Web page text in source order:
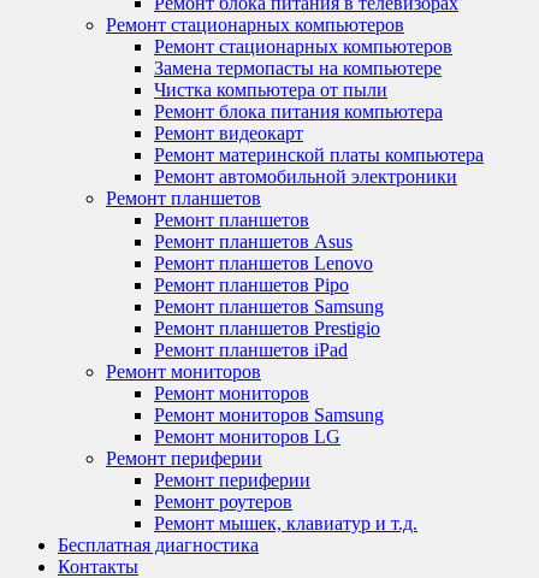
Ремонт стационарных компьютеров
Ремонт стационарных компьютеров
Замена термопасты на компьютере
Чистка компьютера от пыли
Ремонт блока питания компьютера
Ремонт видеокарт
Ремонт материнской платы компьютера
Ремонт автомобильной электроники
Ремонт планшетов
Ремонт планшетов
Ремонт планшетов Asus
Ремонт планшетов Lenovo
Ремонт планшетов Pipo
Ремонт планшетов Samsung
Ремонт планшетов Prestigio
Ремонт планшетов iPad
Ремонт мониторов
Ремонт мониторов
Ремонт мониторов Samsung
Ремонт мониторов LG
Ремонт периферии
Ремонт периферии
Ремонт роутеров
Ремонт мышек, клавиатур и т.д.
Бесплатная диагностика
Контакты